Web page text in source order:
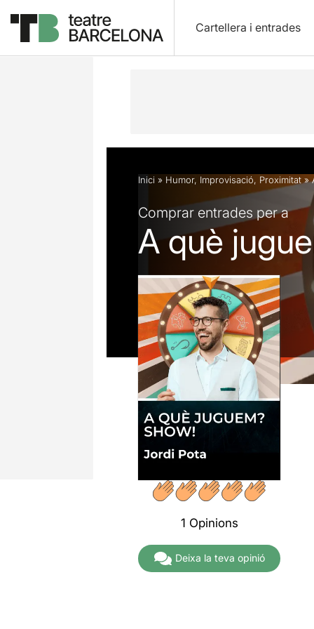
Cartellera i entrades
Descripció Fitxa artística Fotos i
Inici » Humor, Improvisació, Proximitat »
Comprar entrades per a
A què
1 Opinions
Deixa la teva opinió